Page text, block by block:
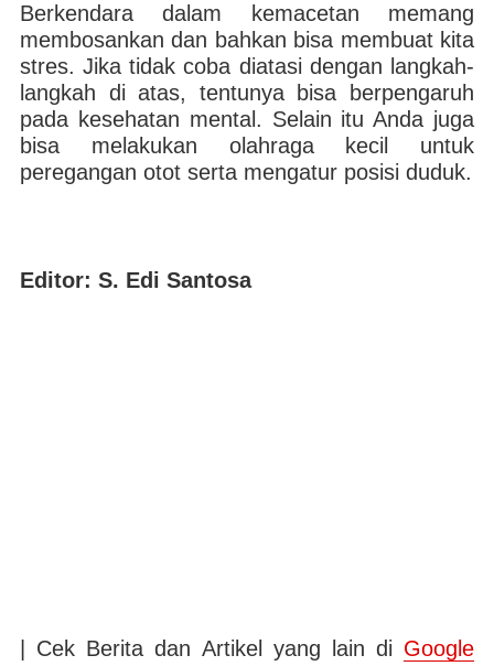
Berkendara dalam kemacetan memang
membosankan dan bahkan bisa membuat kita
stres. Jika tidak coba diatasi dengan langkah-
langkah di atas, tentunya bisa berpengaruh
pada kesehatan mental. Selain itu Anda juga
bisa melakukan olahraga kecil untuk
peregangan otot serta mengatur posisi duduk.
Editor: S. Edi Santosa
| Cek Berita dan Artikel yang lain di Google